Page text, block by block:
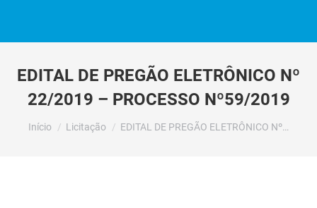
EDITAL DE PREGÃO ELETRÔNICO Nº
22/2019 – PROCESSO Nº59/2019
Você está aqui:
Início Licitação EDITAL DE PREGÃO ELETRÔNICO Nº…